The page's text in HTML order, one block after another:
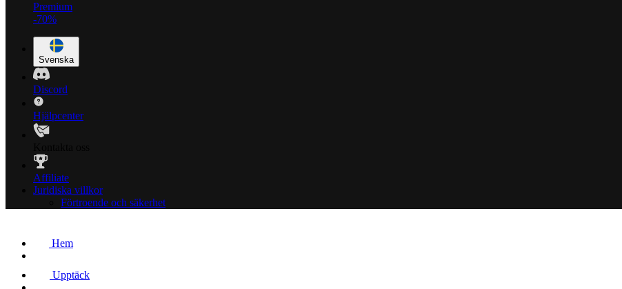
Premium
-70%
Svenska
Discord
Hjälpcenter
Affiliate
Juridiska villkor
Förtroende och säkerhet
Hem
Upptäck